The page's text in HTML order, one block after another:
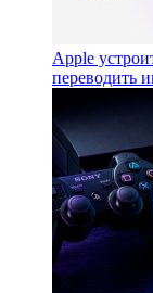
Apple
переводить